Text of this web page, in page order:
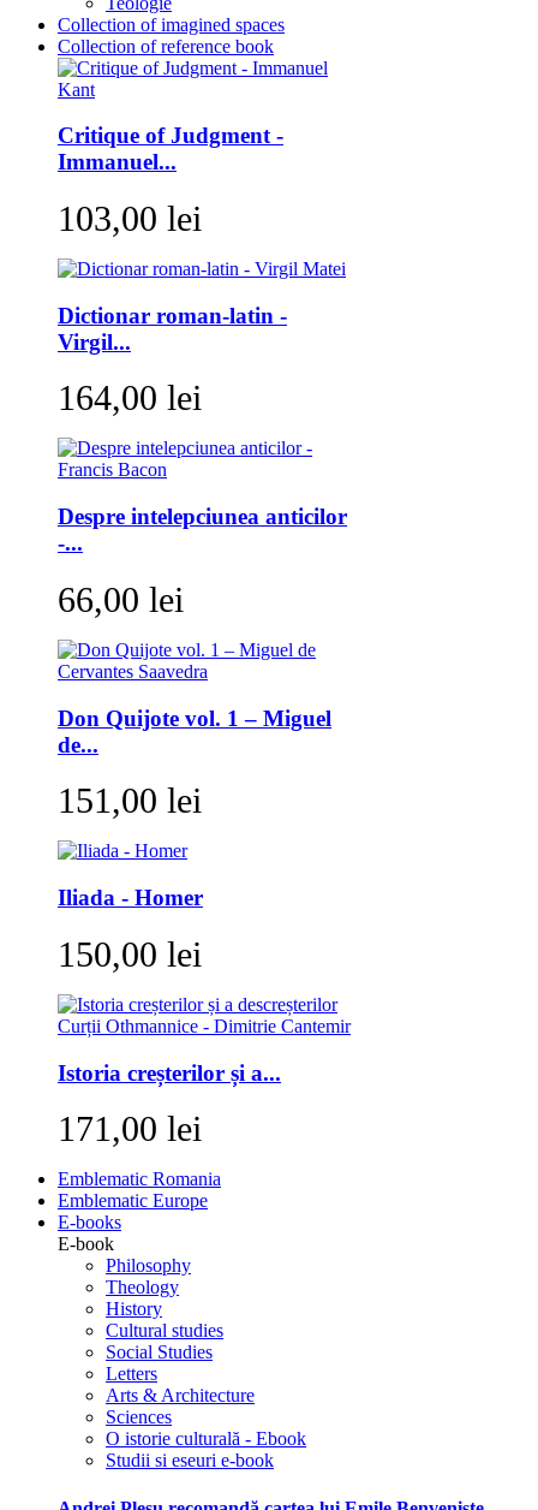
Collection of imagined spaces
Collection of reference book
Critique of Judgment -
Immanuel...
103,00 lei
Dictionar roman-latin -
Virgil...
164,00 lei
Despre intelepciunea anticilor
-...
66,00 lei
Don Quijote vol. 1 – Miguel
de...
151,00 lei
Iliada - Homer
150,00 lei
Istoria creșterilor și a...
171,00 lei
Emblematic Romania
Emblematic Europe
E-books
E-book
Philosophy
Theology
History
Cultural studies
Social Studies
Letters
Arts & Architecture
Sciences
O istorie culturală - Ebook
Studii si eseuri e-book